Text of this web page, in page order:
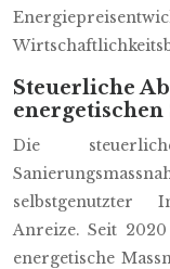
Steuerliche
Die
selbstgenutzter
Anreize. Seit
energetische